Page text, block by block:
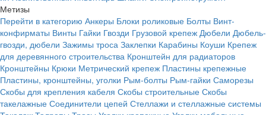
Метизы
Перейти в категорию Анкеры Блоки роликовые Болты Винт-
конфирматы Винты Гайки Гвозди Грузовой крепеж Дюбели Дюбель-
гвозди, дюбели Зажимы троса Заклепки Карабины Коуши Крепеж
для деревянного строительства Кронштейн для радиаторов
Кронштейны Крюки Метрический крепеж Пластины крепежные
Пластины, кронштейны, уголки Рым-болты Рым-гайки Саморезы
Скобы для крепления кабеля Скобы строительные Скобы
такелажные Соединители цепей Стеллажи и стеллажные системы